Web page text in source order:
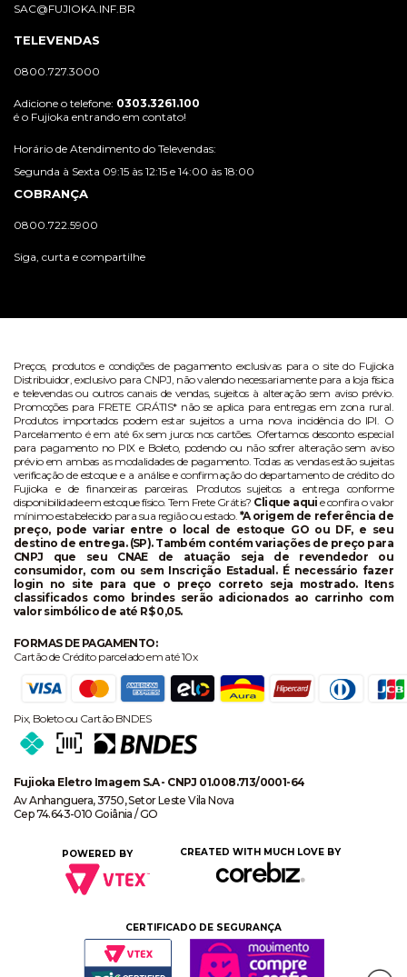
SAC@FUJIOKA.INF.BR
TELEVENDAS
0800.727.3000
Adicione o telefone: 0303.3261.100
é o Fujioka entrando em contato!
Horário de Atendimento do Televendas:
Segunda à Sexta 09:15 às 12:15 e 14:00 às 18:00
COBRANÇA
0800.722.5900
Siga, curta e compartilhe
Preços, produtos e condições de pagamento exclusivas para o site do Fujioka
Distribuidor, exclusivo para CNPJ, não valendo necessariamente para a loja física
e televendas ou outros canais de vendas, sujeitos à alteração sem aviso prévio.
Promoções para FRETE GRÁTIS* não se aplica para entregas em zona rural.
Produtos importados podem estar sujeitos a uma nova incidência do IPI. O
Parcelamento é em até 6x sem juros nos cartões. Ofertamos desconto especial
para pagamento no PIX e Boleto, podendo ou não sofrer alteração sem aviso
prévio em ambas as modalidades de pagamento. Todas as vendas estão sujeitas
verificação de estoque e a análise e confirmação do departamento de crédito do
Fujioka e de financeiras parceiras. Produtos sujeitos a entrega conforme
disponibilidade em estoque físico. Tem Frete Grátis? Clique aqui e confira o valor
mínimo estabelecido para sua região ou estado. *A origem de referência de
preço, pode variar entre o local de estoque GO ou DF, e seu
destino de entrega. (SP). Também contém variações de preço para
CNPJ que seu CNAE de atuação seja de revendedor ou
consumidor, com ou sem Inscrição Estadual. É necessário fazer
login no site para que o preço correto seja mostrado. Itens
classificados como brindes serão adicionados ao carrinho com
valor simbólico de até R$ 0,05.
FORMAS DE PAGAMENTO:
Cartão de Crédito parcelado em até 10x
Pix, Boleto ou Cartão BNDES
Fujioka Eletro Imagem S.A - CNPJ 01.008.713/0001-64
Av Anhanguera, 3750, Setor Leste Vila Nova
Cep 74.643-010 Goiânia / GO
POWERED BY CREATED WITH MUCH LOVE BY
CERTIFICADO DE SEGURANÇA